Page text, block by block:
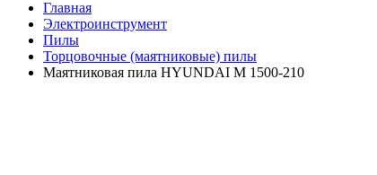
Главная
Электроинструмент
Пилы
Торцовочные (маятниковые) пилы
Маятниковая пила HYUNDAI M 1500-210